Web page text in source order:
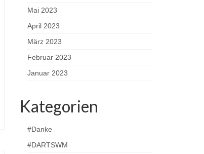
Mai 2023
April 2023
März 2023
Februar 2023
Januar 2023
Kategorien
#Danke
#DARTSWM